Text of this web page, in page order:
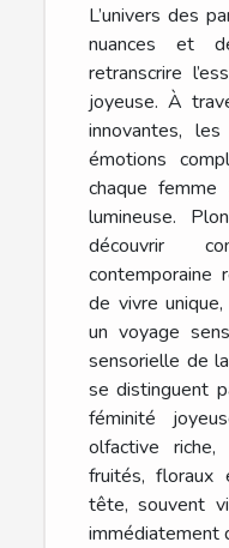
L’univers des
nuances et
retranscrire
joyeuse. À
innovantes,
émotions
chaque
lumineuse.
découvrir
contemporaine
de vivre
un voyage
sensorielle de
se distinguent
féminité
olfactive
fruités, floraux
tête, souvent
immédiatement